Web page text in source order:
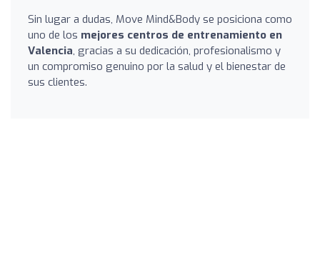
Sin lugar a dudas, Move Mind&Body se posiciona como
uno de los mejores centros de entrenamiento en
Valencia, gracias a su dedicación, profesionalismo y
un compromiso genuino por la salud y el bienestar de
sus clientes.